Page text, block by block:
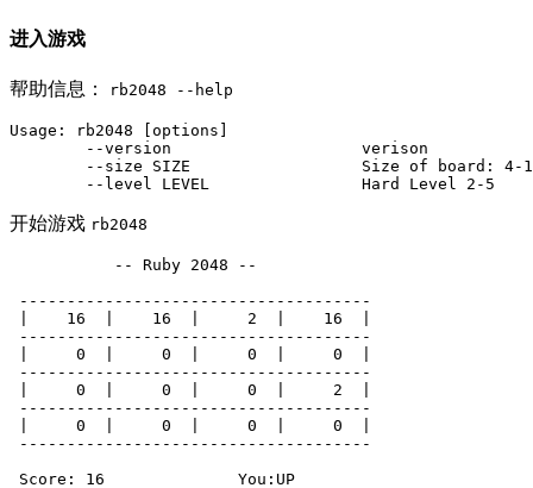
进入游戏
帮助信息： rb2048 --help
Usage : rb2048 options
--version
verison
-- size SIZE Size of board: 4-
-- level LEVEL Hard Level 2 - 5
开始游戏 rb2048
           -- Ruby 2048 --
-------------------------------------
|    16  |    16  |     2  |    16  |
-------------------------------------
|     0  |     0  |     0  |     0  |
-------------------------------------
|     0  |     0  |     0  |     2  |
-------------------------------------
|     0  |     0  |     0  |     0  |
-------------------------------------
Score: 16              You:UP